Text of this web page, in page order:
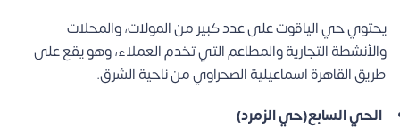
يحتوي حي الياقوت على عدد كبير من المولات، والمحلات
والأنشطة التجارية والمطاعم التي تخدم العملاء، وهو يقع على
طريق القاهرة اسماعيلية الصحراوي من ناحية الشرق.
الحي السابع(حي الزمرد)